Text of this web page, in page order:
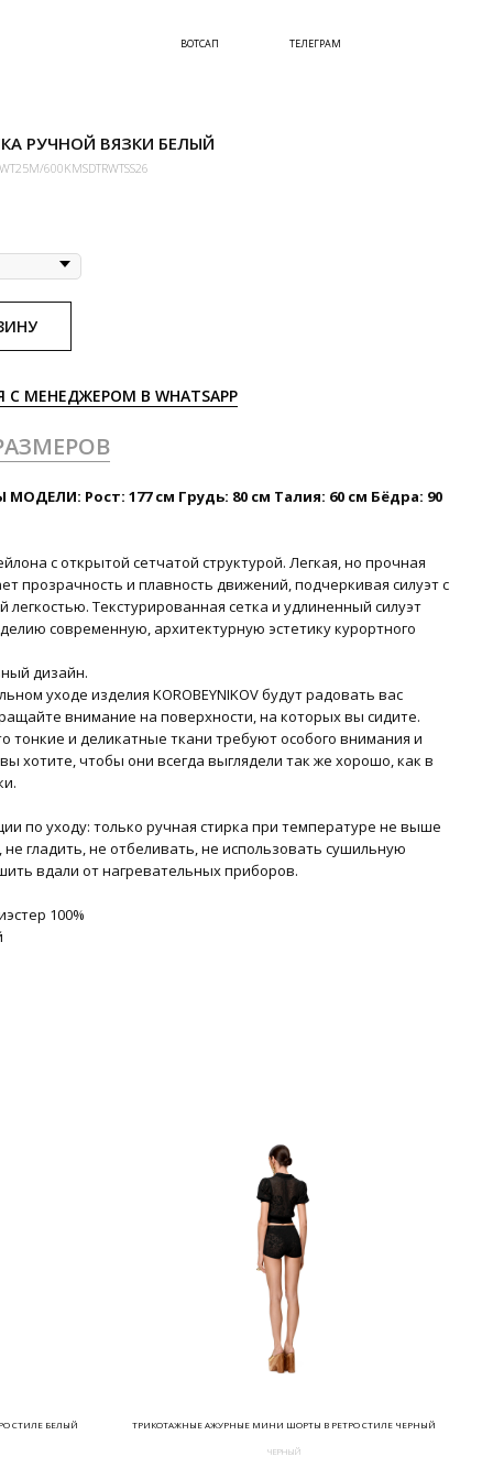
ВОТСАП ТЕЛЕГРАМ
РУЧНОЙ ВЯЗКИ БЕЛЫЙ
600KMSDTRWTSS26
С МЕНЕДЖЕРОМ В WHATSAPP
Рост: 177 см Грудь: 80 см Талия: 60 см Бёдра: 90
с открытой сетчатой ​​структурой. Легкая, но прочная
прозрачность и плавность движений, подчеркивая силуэт с
легкостью. Текстурированная сетка и удлиненный силуэт
современную, архитектурную эстетику курортного
дизайн.
уходе изделия KOROBEYNIKOV будут радовать вас
внимание на поверхности, на которых вы сидите.
тонкие и деликатные ткани требуют особого внимания и
хотите, чтобы они всегда выглядели так же хорошо, как в
по уходу: только ручная стирка при температуре не выше
не гладить, не отбеливать, не использовать сушильную
вдали от нагревательных приборов.
100%
СТИЛЕ БЕЛЫЙ ТРИКОТАЖНЫЕ АЖУРНЫЕ МИНИ ШОРТЫ В РЕТРО СТИЛЕ ЧЕРНЫЙ
ЧЕРНЫЙ